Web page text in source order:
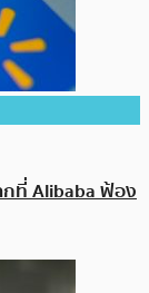
กที่ Alibaba ฟ้อง